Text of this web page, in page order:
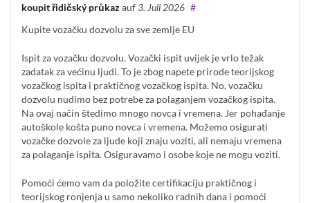
koupit řidičský průkazauf3. Juli 2026 #
Kupite vozačku dozvolu za sve zemlje EU
Ispit za vozačku dozvolu. Vozački ispit uvijek je vrlo težak
zadatak za većinu ljudi. To je zbog napete prirode teorijskog
vozačkog ispita i praktičnog vozačkog ispita. No, vozačku
dozvolu nudimo bez potrebe za polaganjem vozačkog ispita.
Na ovaj način štedimo mnogo novca i vremena. Jer pohađanje
autoškole košta puno novca i vremena. Možemo osigurati
vozačke dozvole za ljude koji znaju voziti, ali nemaju vremena
za polaganje ispita. Osiguravamo i osobe koje ne mogu voziti.
Pomoći ćemo vam da položite certifikaciju praktičnog i
teorijskog ronjenja u samo nekoliko radnih dana i pomoći